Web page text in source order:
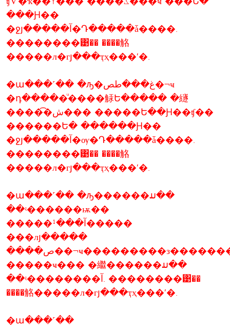
���Ԩ��
�ջյ�����آ�Դ�����ǡ����.
��������͹�� ����觡
�����л�гյ���ҭҳ���ʹ�.
�ա���˹�� �ԡ�غ���طص�¬ҹ
�դ�����ͧ����觨Ե����� �繸
����͡�ش��� �����Ե��Ԩ��ʧ��
������Ե� ������Ԩ��
�ջյ�����آ�ѹ�Դ�����ǡ����.
��������͹�� ����觡
�����л�гյ���ҭҳ���ʹ�.
�ա���˹�� �ԡ������ມ��
��ʵ������ѭ��
�����آ���¹�����
���лյ�����
����ص��¬ҹ���������з������������ԭ���
�����ҹ��� �繼������ມ��
��ʵ��������آ. ��������͹��
����觡�����л�гյ���ҭҳ���ʹ�.
�ա���˹��